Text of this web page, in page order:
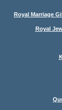
Royal Marriage
Royal